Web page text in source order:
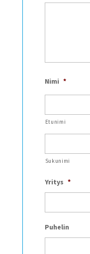
Nimi *
Etunimi
Sukunimi
Yritys *
Puhelin